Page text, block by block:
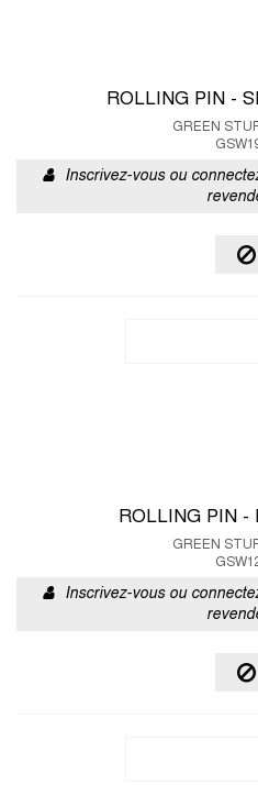
ROLLING PIN -
GREEN
Inscrivez-vous ou
ROLLING PIN -
GREEN
Inscrivez-vous ou